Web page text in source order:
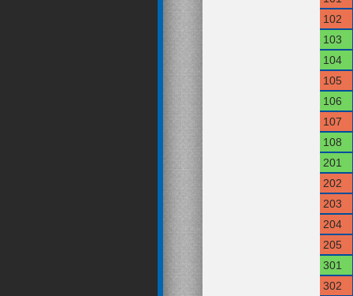
102
103
104
105
106
107
108
201
202
203
204
205
301
302